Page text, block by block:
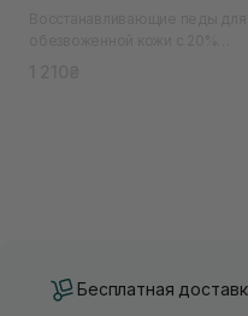
Бесплатная